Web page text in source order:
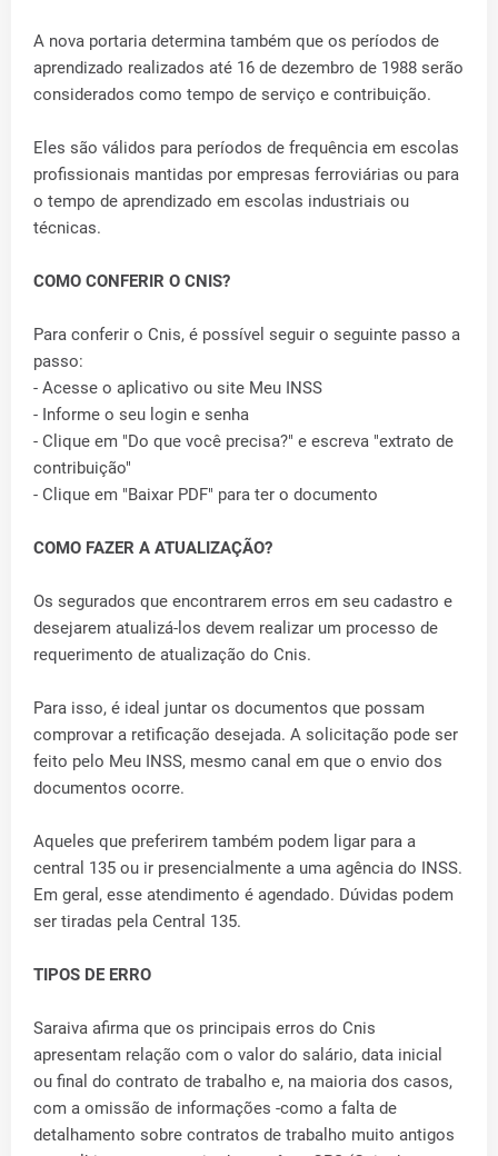
A nova portaria determina também que os períodos de
aprendizado realizados até 16 de dezembro de 1988 serão
considerados como tempo de serviço e contribuição.
Eles são válidos para períodos de frequência em escolas
profissionais mantidas por empresas ferroviárias ou para
o tempo de aprendizado em escolas industriais ou
técnicas.
COMO CONFERIR O CNIS?
Para conferir o Cnis, é possível seguir o seguinte passo a
passo:
- Acesse o aplicativo ou site Meu INSS
- Informe o seu login e senha
- Clique em "Do que você precisa?" e escreva "extrato de
contribuição"
- Clique em "Baixar PDF" para ter o documento
COMO FAZER A ATUALIZAÇÃO?
Os segurados que encontrarem erros em seu cadastro e
desejarem atualizá-los devem realizar um processo de
requerimento de atualização do Cnis.
Para isso, é ideal juntar os documentos que possam
comprovar a retificação desejada. A solicitação pode ser
feito pelo Meu INSS, mesmo canal em que o envio dos
documentos ocorre.
Aqueles que preferirem também podem ligar para a
central 135 ou ir presencialmente a uma agência do INSS.
Em geral, esse atendimento é agendado. Dúvidas podem
ser tiradas pela Central 135.
TIPOS DE ERRO
Saraiva afirma que os principais erros do Cnis
apresentam relação com o valor do salário, data inicial
ou final do contrato de trabalho e, na maioria dos casos,
com a omissão de informações -como a falta de
detalhamento sobre contratos de trabalho muito antigos